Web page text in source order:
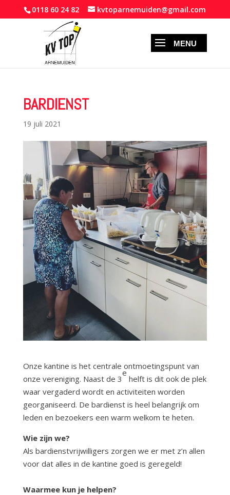
0118 60 24 82 kvtoparnemuiden@gmail.com
BARDIENST
19 juli 2021
Onze kantine is het centrale ontmoetingspunt van
onze vereniging. Naast de 3
e
helft is dit ook de plek
waar vergaderd wordt en activiteiten worden
georganiseerd. De bardienst is heel belangrijk om
leden en bezoekers een warm welkom te heten.
Wie zijn we?
Als bardienstvrijwilligers zorgen we er met z’n allen
voor dat alles in de kantine goed is geregeld!
Waarmee kun je helpen?